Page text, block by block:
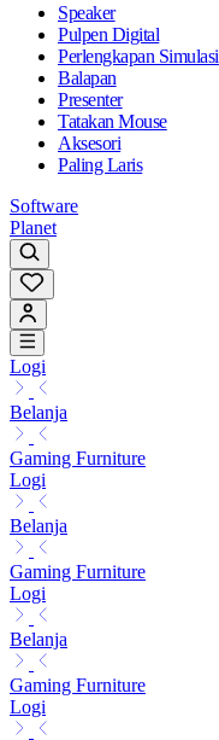
Speaker
Pulpen Digital
Perlengkapan Simulasi
Balapan
Presenter
Tatakan Mouse
Aksesori
Paling Laris
Software
Planet
Logi
Belanja
Gaming Furniture
Logi
Belanja
Gaming Furniture
Logi
Belanja
Gaming Furniture
Logi